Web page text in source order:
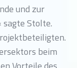
und zur
sagte Stolte.
beim